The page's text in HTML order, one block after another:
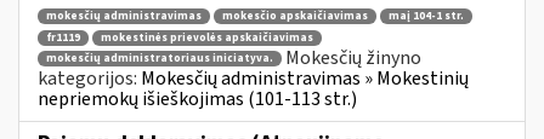
mokesčių administravimas mokesčio apskaičiavimas
maį 104-1 str.
fr1119
mokestinės prievolės apskaičiavimas
mokesčių administratoriaus iniciatyva.
Mokesčių žinyno
kategorijos: Mokesčių administravimas » Mokestinių
nepriemokų išieškojimas (101-113 str.)